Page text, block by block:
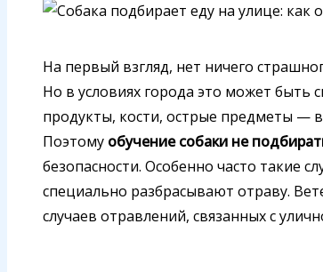
На первый взгляд, нет ничего
Но в условиях города это может
продукты, кости, острые предметы —
Поэтому обучение собаки не
безопасности. Особенно часто такие
специально разбрасывают отраву.
случаев отравлений, связанных с